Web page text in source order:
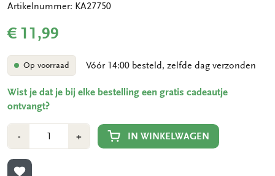
Artikelnummer: KA27750
€ 11,99
Op voorraad Vóór 14:00 besteld, zelfde dag verzonden
Wist je dat je bij elke bestelling een gratis cadeautje
ontvangt?
-Min
1
+Plus
1
IN WINKELWAGEN